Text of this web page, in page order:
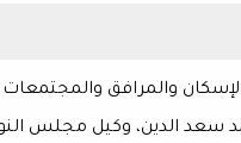
والمرافق
سعد الدين، وكيل مجلس